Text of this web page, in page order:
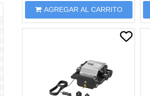
AGREGAR AL CARRITO